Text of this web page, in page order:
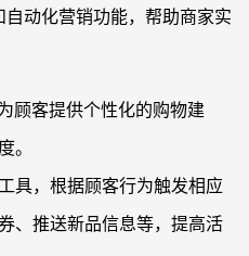
自动化营销功能，帮助商家实
顾客提供个性化的购物建
。
具，根据顾客行为触发相应
、推送新品信息等，提高活